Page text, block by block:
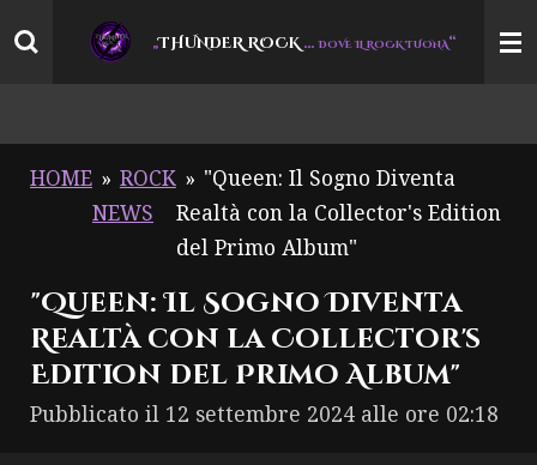
Vai
„THUNDER ROCK… DOVE IL ROCK TUONA“
HOME » ROCK
NEWS
» "Queen: Il Sogno Diventa
Realtà con la Collector's Edition
del Primo Album"
"Queen: Il Sogno Diventa
Realtà con la Collector's
Edition del Primo Album"
Pubblicato il 12 settembre 2024 alle ore 02:18